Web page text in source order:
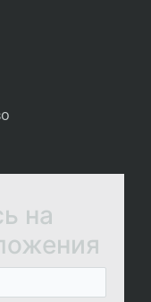
на